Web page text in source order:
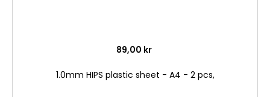
89,00 kr
1.0mm HIPS plastic sheet - A4 - 2 pcs,